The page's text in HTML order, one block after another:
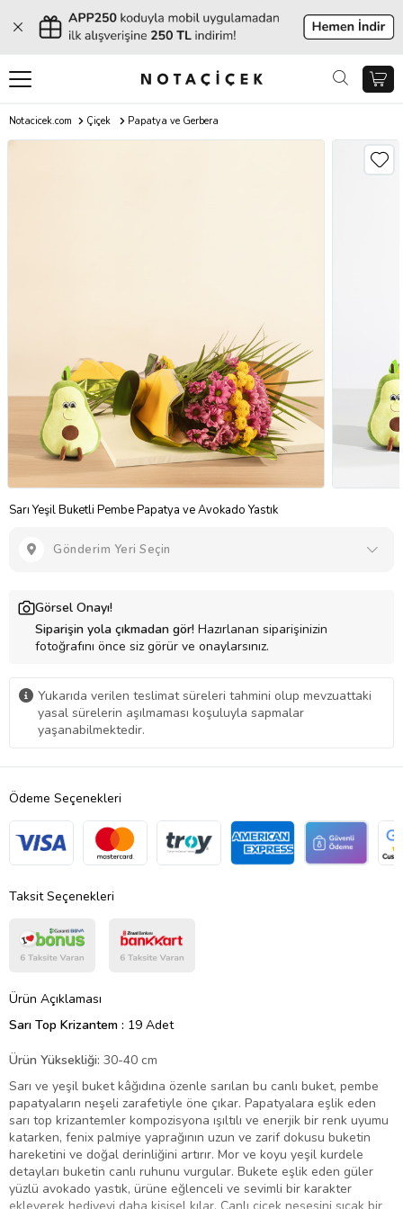
Notacicek.com Çiçek Papatya ve Gerbera
Sarı Yeşil Buketli Pembe Papatya ve Avokado Yastık
Gönderim Yeri Seçin
Görsel Onayı!
Siparişin yola çıkmadan gör! Hazırlanan siparişinizin
fotoğrafını önce siz görür ve onaylarsınız.
Yukarıda verilen teslimat süreleri tahmini olup mevzuattaki
yasal sürelerin aşılmaması koşuluyla sapmalar
yaşanabilmektedir.
Ödeme Seçenekleri
Taksit Seçenekleri
Ürün Açıklaması
Sarı Top Krizantem : 19 Adet
Ürün Yüksekliği: 30-40 cm
Sarı ve yeşil buket kâğıdına özenle sarılan bu canlı buket, pembe
papatyaların neşeli zarafetiyle öne çıkar. Papatyalara eşlik eden
sarı top krizantemler kompozisyona ışıltılı ve enerjik bir renk uyumu
katarken, fenix palmiye yaprağının uzun ve zarif dokusu buketin
hareketini ve doğal derinliğini artırır. Mor ve koyu yeşil kurdele
detayları buketin canlı ruhunu vurgular. Bukete eşlik eden güler
yüzlü avokado yastık, ürüne eğlenceli ve sevimli bir karakter